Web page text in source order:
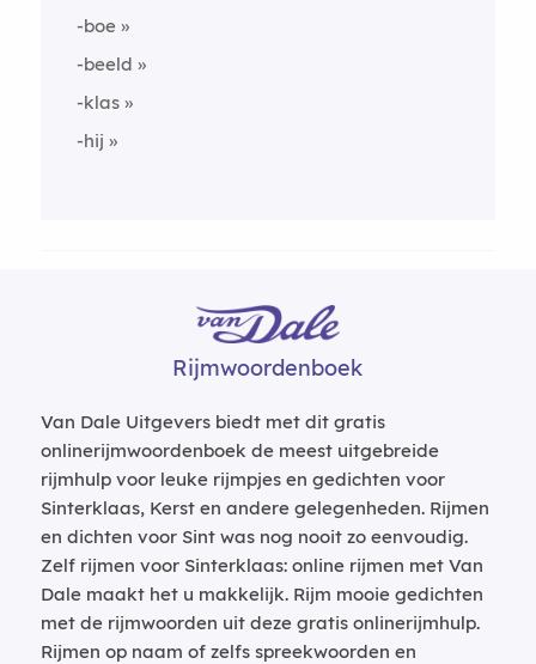
-boe
-beeld
-klas
-hij
Rijmwoordenboek
Van Dale Uitgevers biedt met dit gratis
onlinerijmwoordenboek de meest uitgebreide
rijmhulp voor leuke rijmpjes en gedichten voor
Sinterklaas, Kerst en andere gelegenheden. Rijmen
en dichten voor Sint was nog nooit zo eenvoudig.
Zelf rijmen voor Sinterklaas: online rijmen met Van
Dale maakt het u makkelijk. Rijm mooie gedichten
met de rijmwoorden uit deze gratis onlinerijmhulp.
Rijmen op naam of zelfs spreekwoorden en